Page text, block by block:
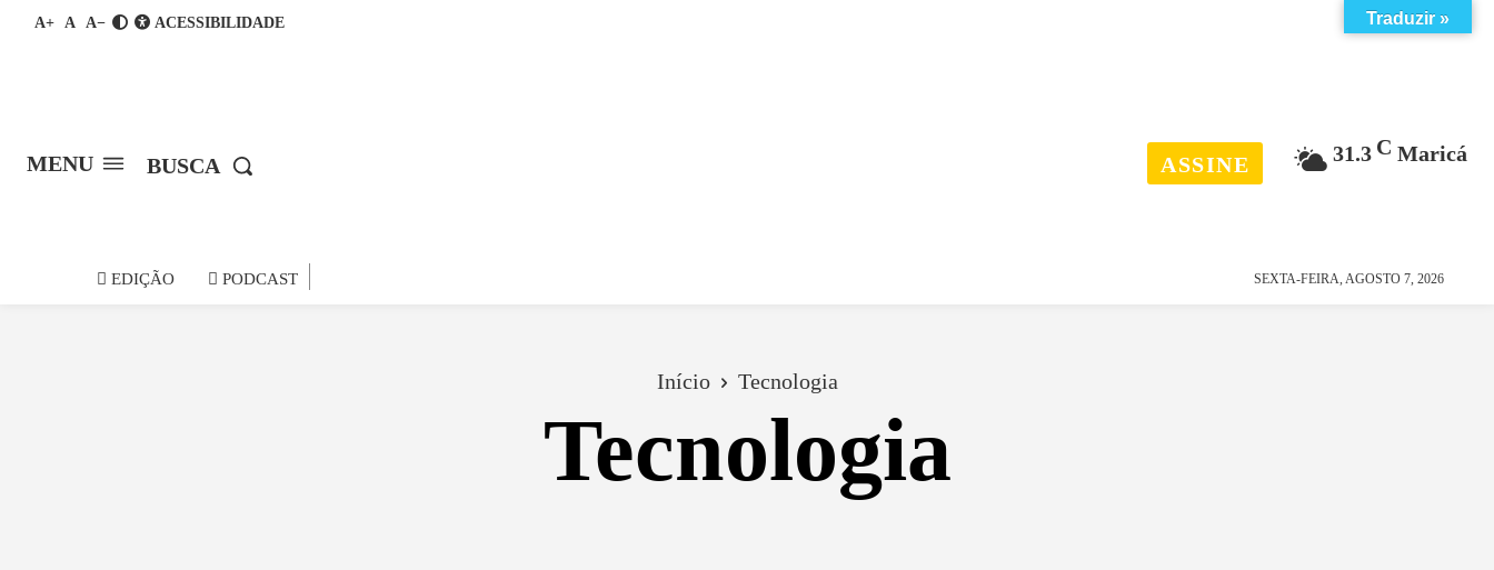
A+ A A− ACESSIBILIDADE
MENU BUSCA
31.3 C Maricá
ASSINE
EDIÇÃO PODCAST SEXTA-FEIRA, AGOSTO 7, 2026
Início Tecnologia
Tecnologia
Traduzir »